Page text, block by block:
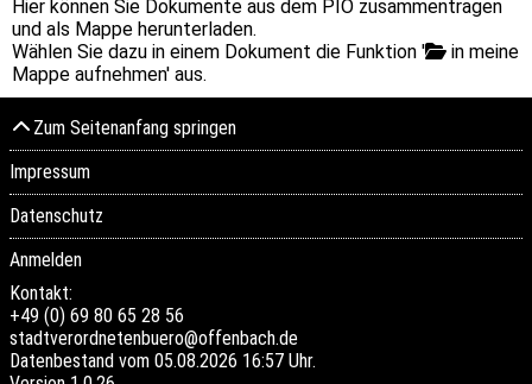
Hier können Sie Dokumente aus dem PIO zusammentragen
und als Mappe herunterladen.
Wählen Sie dazu in einem Dokument die Funktion '
in meine
Mappe aufnehmen' aus.
Zum Seitenanfang springen
Impressum
Datenschutz
Anmelden
Kontakt:
+49 (0) 69 80 65 28 56
stadtverordnetenbuero@offenbach.de
Datenbestand vom 05.08.2026 16:57 Uhr.